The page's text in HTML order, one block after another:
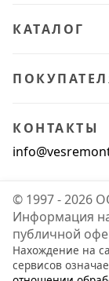
КАТАЛОГ
КОНТАКТЫ
© 1997 - 2026
Информация
публичной
Нахождение на
сервисов